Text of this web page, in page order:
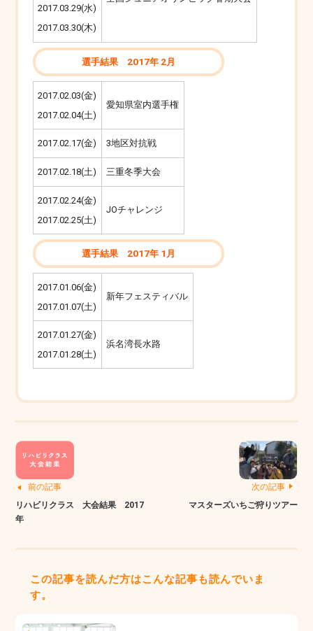
2017.03.29(水)
2017.03.30(木)
選手結果 2017年 2月
2017.02.03(金)
2017.02.04(土)
愛知県室内選手権
2017.02.17(金) 3地区対抗戦
2017.02.18(土) 三重冬季大会
2017.02.24(金)
2017.02.25(土)
JOチャレンジ
選手結果 2017年 1月
2017.01.06(金)
2017.01.07(土)
新年フェスティバル
2017.01.27(金)
2017.01.28(土)
浜名湾長水路
前の記事
リハビリクラス 大会結果 2017
年
次の記事
マスターズいちご狩りツアー
この記事を読んだ方はこんな記事も読んでいま
す。